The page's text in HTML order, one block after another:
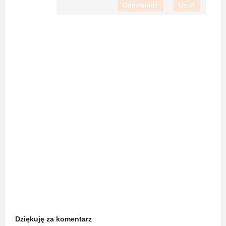
Odpowiedz Usuń
Dziękuję za komentarz